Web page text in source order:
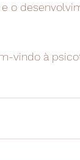
o
vindo à